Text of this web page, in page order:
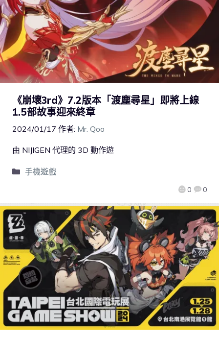
《崩壞3rd》7.2版本「渡塵尋星」即將上線
1.5部故事迎來終章
2024/01/17 作者: Mr. Qoo
0 0
由 NIJIGEN 代理的 3D 動作遊
手機遊戲